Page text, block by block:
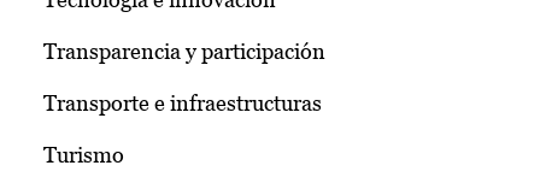
Transparencia y participación
Transporte e infraestructuras
Turismo